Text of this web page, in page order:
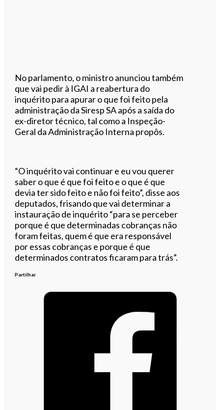
No parlamento, o ministro anunciou também
que vai pedir à IGAI a reabertura do
inquérito para apurar o que foi feito pela
administração da Siresp SA após a saída do
ex-diretor técnico, tal como a Inspeção-
Geral da Administração Interna propôs.
“O inquérito vai continuar e eu vou querer
saber o que é que foi feito e o que é que
devia ter sido feito e não foi feito”, disse aos
deputados, frisando que vai determinar a
instauração de inquérito “para se perceber
porque é que determinadas cobranças não
foram feitas, quem é que era responsável
por essas cobranças e porque é que
determinados contratos ficaram para trás”.
Partilhar